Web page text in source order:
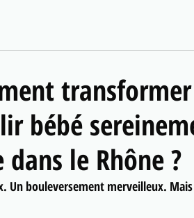
bébé
le Rhône ?
Un bouleversement merveilleux.